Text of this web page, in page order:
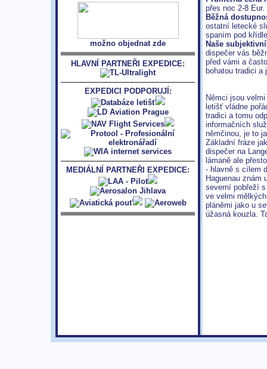
možno objednat zde
HLAVNÍ PARTNEŘI EXPEDICE:
EXPEDICI PODPORUJÍ:
MEDIÁLNÍ PARTNEŘI EXPEDICE:
přes noc 2-8 Eur.
Běžná
ostatní letecké
spaním pod
Naše
dispečer vás
před vámi a
bohatou tradici a
Němci jsou
letišť vládne
tradici a tomu
informačních
němčinou, je to
Základní fráze
dispečer na
lámaně ale
- hlavně s cílem
Haguenau znám
severní pobřeží
ve velmi
pláněmi jako u
úžasná kouzla.